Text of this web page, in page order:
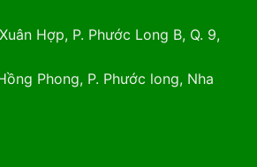
Hợp, P. Phước Long B, Q. 9,
Phong, P. Phước long, Nha